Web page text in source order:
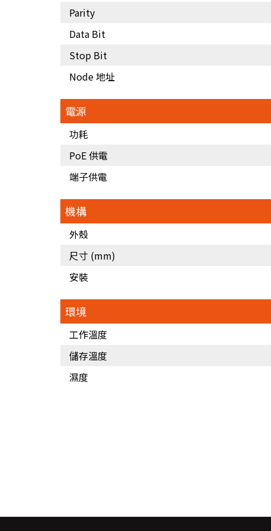
Parity
Data Bit
Stop Bit
Node 地址
電源
功耗
PoE 供電
端子供電
機構
外殼
尺寸 (mm)
安裝
環境
工作溫度
儲存溫度
濕度